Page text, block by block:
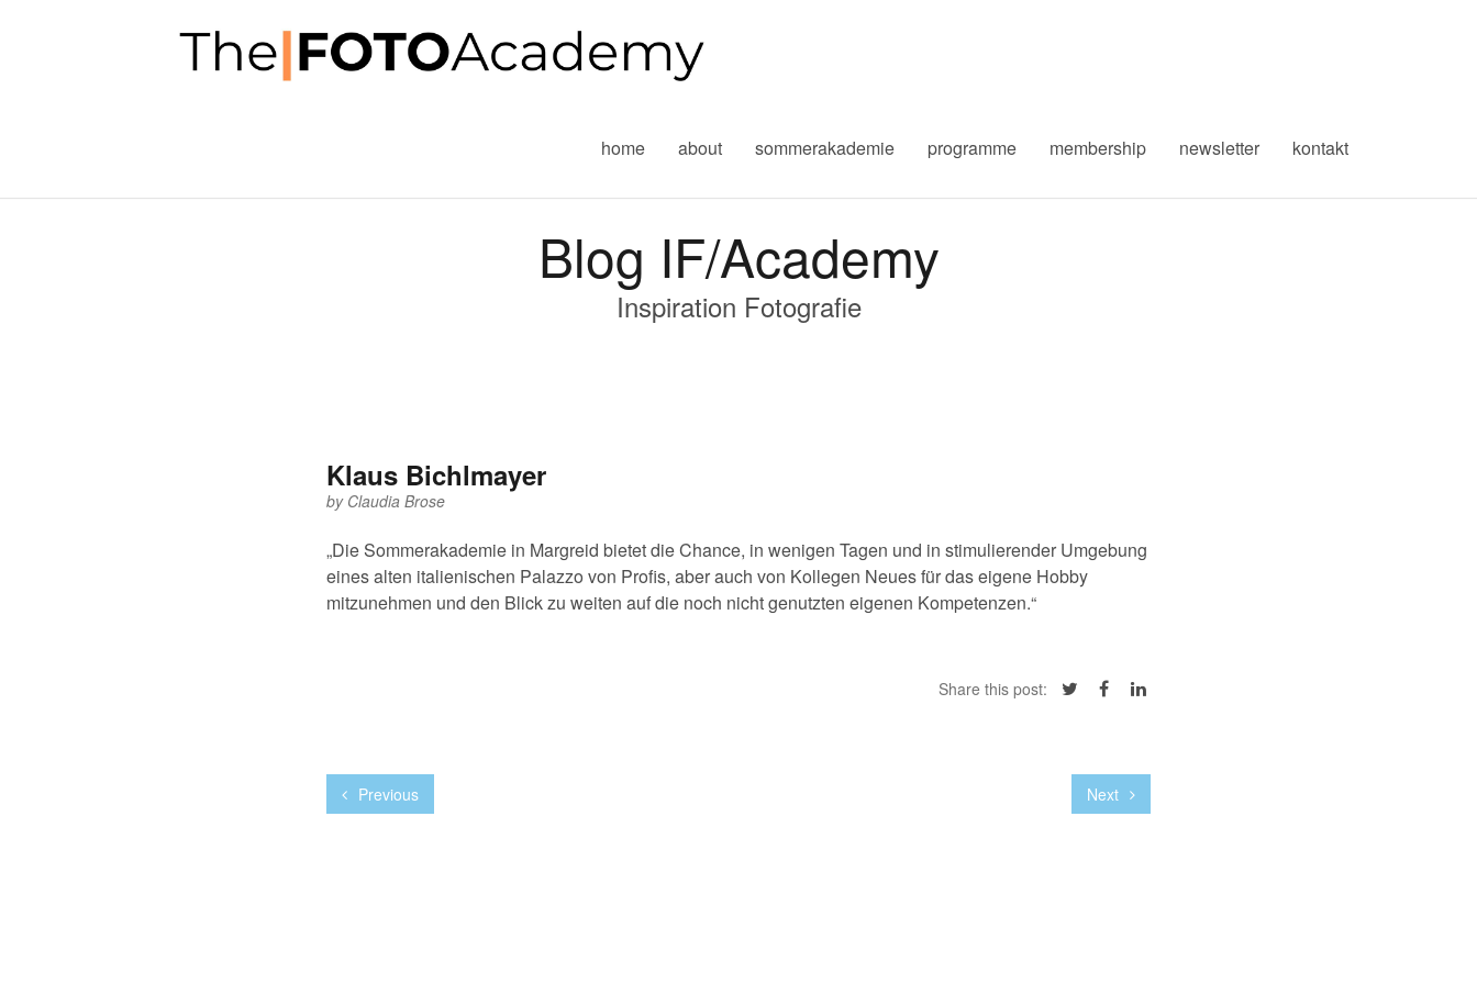
home about sommerakademie programme membership newsletter kontakt
Blog IF/Academy
Inspiration Fotografie
Klaus Bichlmayer
by Claudia Brose
„Die Sommerakademie in Margreid bietet die Chance, in wenigen Tagen und in stimulierender Umgebung
eines alten italienischen Palazzo von Profis, aber auch von Kollegen Neues für das eigene Hobby
mitzunehmen und den Blick zu weiten auf die noch nicht genutzten eigenen Kompetenzen.“
Share this post:
Previous Next